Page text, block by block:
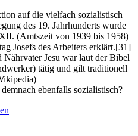
auf die vielfach sozialistisch
des 19. Jahrhunderts wurde
(Amtszeit von 1939 bis 1958)
Josefs des Arbeiters erklärt.[31]
Jesu war laut der Bibel
tätig und gilt traditionell
ebenfalls sozialistisch?